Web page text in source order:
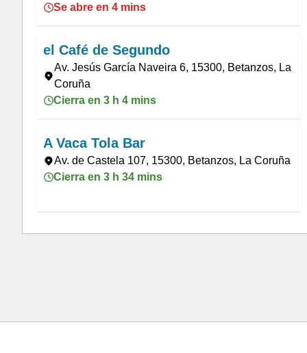
Se abre en 4 mins
el Café de Segundo
Av. Jesús García Naveira 6, 15300, Betanzos, La
Coruña
Cierra en 3 h 4 mins
A Vaca Tola Bar
Av. de Castela 107, 15300, Betanzos, La Coruña
Cierra en 3 h 34 mins